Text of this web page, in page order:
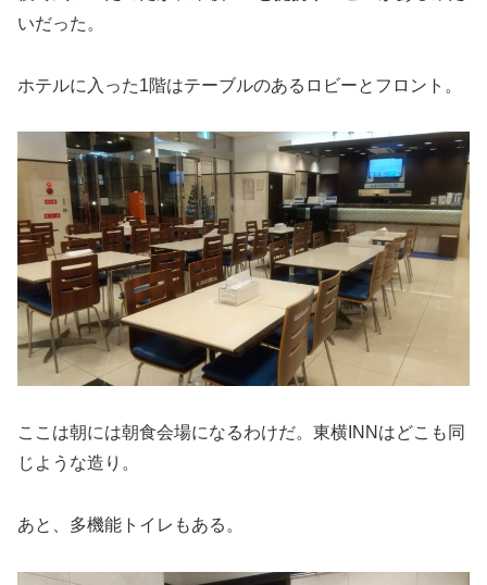
いだった。
ホテルに入った1階はテーブルのあるロビーとフロント。
ここは朝には朝食会場になるわけだ。東横INNはどこも同
じような造り。
あと、多機能トイレもある。